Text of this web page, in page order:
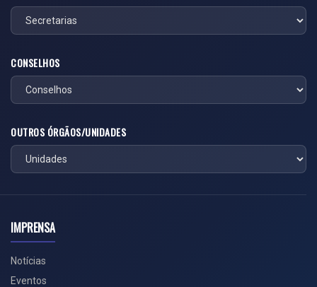
CONSELHOS
OUTROS ÓRGÃOS/UNIDADES
IMPRENSA
Notícias
Eventos